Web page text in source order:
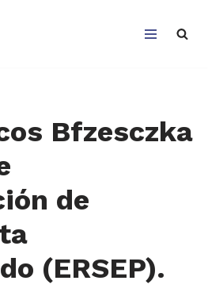
Bfzesczka
de
(ERSEP).